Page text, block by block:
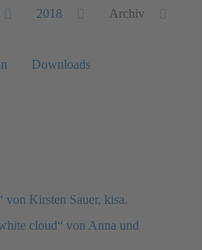
2018 Archiv
Downloads
von Kirsten Sauer, kisa.
cloud“ von Anna und